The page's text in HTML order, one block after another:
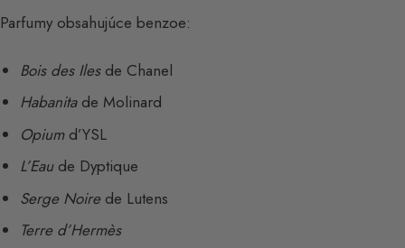
Parfumy obsahujúce benzoe:
Bois des Ilesde Chanel
Habanitade Molinard
Opiumd’YSL
L’Eaude Dyptique
Serge Noirede Lutens
Terre d’Hermès